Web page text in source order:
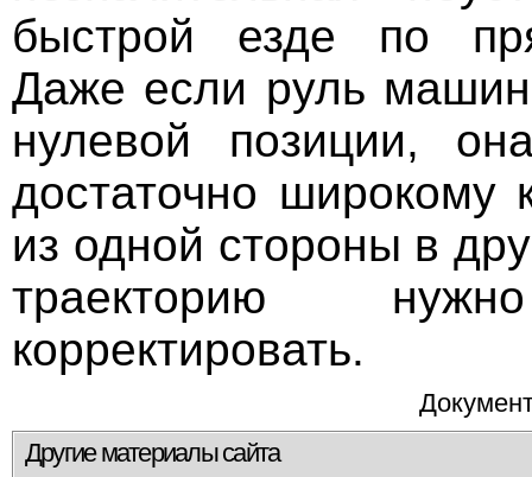
быстрой езде по
Даже если руль
нулевой позиции,
достаточно широкому
из одной стороны в
траекторию
корректировать.
Другие материалы сайта